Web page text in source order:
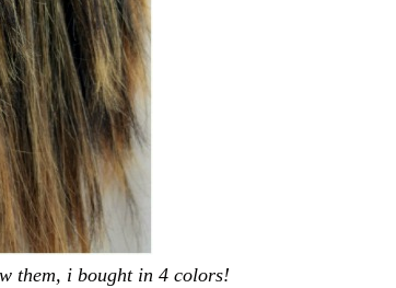
them, i bought in 4 colors!